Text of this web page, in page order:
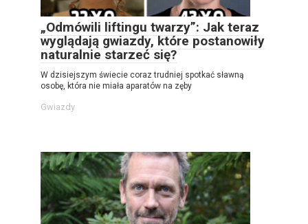
„Odmówili liftingu twarzy”: Jak teraz
wyglądają gwiazdy, które postanowiły
naturalnie starzeć się?
W dzisiejszym świecie coraz trudniej spotkać sławną
osobę, która nie miała aparatów na zęby
Gwiazdy